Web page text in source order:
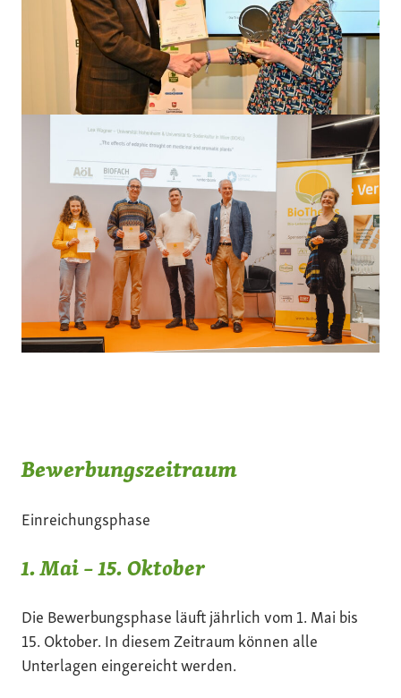
Bewerbungszeitraum
Einreichungsphase
1. Mai – 15. Oktober
Die Bewerbungsphase läuft jährlich vom 1. Mai bis
15. Oktober. In diesem Zeitraum können alle
Unterlagen eingereicht werden.